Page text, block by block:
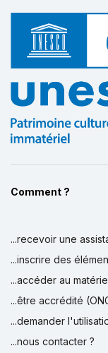
Comment ?
...recevoir une
...inscrire des
...accéder au
...être accrédité
...demander
...nous contacter ?